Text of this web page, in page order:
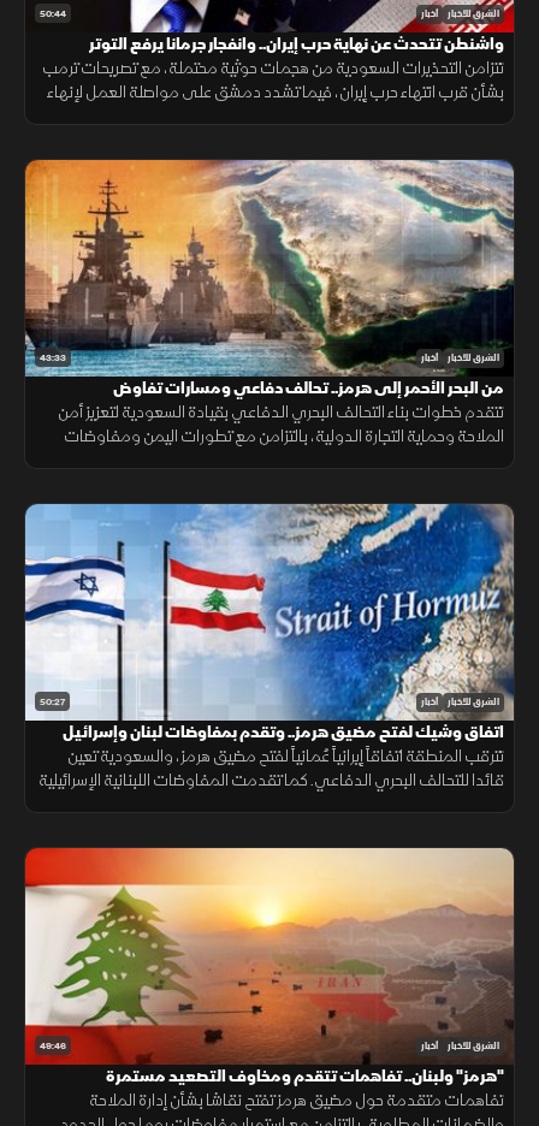
50:44 الشرق للأخبار أخبار
واشنطن تتحدث عن نهاية حرب إيران.. وانفجار جرمانا يرفع التوتر
تتزامن التحذيرات السعودية من هجمات حوثية محتملة، مع تصريحات ترمب
بشأن قرب انتهاء حرب إيران، فيما تشدد دمشق على مواصلة العمل لإنهاء
43:33 الشرق للأخبار أخبار
من البحر الأحمر إلى هرمز.. تحالف دفاعي ومسارات تفاوض
تتقدم خطوات بناء التحالف البحري الدفاعي بقيادة السعودية لتعزيز أمن
الملاحة وحماية التجارة الدولية، بالتزامن مع تطورات اليمن ومفاوضات
50:27 الشرق للأخبار أخبار
اتفاق وشيك لفتح مضيق هرمز.. وتقدم بمفاوضات لبنان وإسرائيل
تترقب المنطقة اتفاقاً إيرانياً عُمانياً لفتح مضيق هرمز، والسعودية تعين
قائدا للتحالف البحري الدفاعي. كما تقدمت المفاوضات اللبنانية الإسرائيلية
49:46 الشرق للأخبار أخبار
"هرمز" ولبنان.. تفاهمات تتقدم ومخاوف التصعيد مستمرة
تفاهمات متقدمة حول مضيق هرمز تفتح نقاشا بشأن إدارة الملاحة